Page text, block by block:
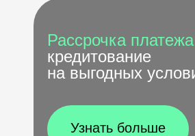
Рассрочка платежа
кредитование
на выгодных
Узнать больше